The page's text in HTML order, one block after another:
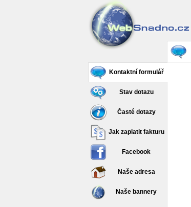
Kontaktní formulář
Stav dotazu
Časté dotazy
Jak zaplatit fakturu
Facebook
Naše adresa
Naše bannery